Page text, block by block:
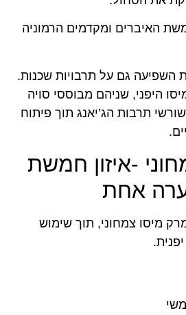
האיברים ומקדמים הרמוניה
השפיעה גם על תרבויות שכנות.
היפני, שניהם מבוססי סויה
תרבות הג’יאנג תוך פיתוח
-איזון חמשת
אחת
מיסו צמחוני, תוך שימוש